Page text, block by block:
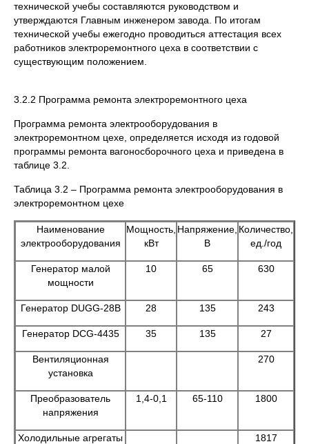
технической учебы составляются руководством и
утверждаются Главным инженером завода. По итогам
технической учебы ежегодно проводиться аттестация всех
работников электроремонтного цеха в соответствии с
существующим положением.
3.2.2 Программа ремонта электроремонтного цеха
Программа ремонта электрооборудования в
электроремонтном цехе, определяется исходя из годовой
программы ремонта вагоносборочного цеха и приведена в
таблице 3.2.
Таблица 3.2 – Программа ремонта электрооборудования в
электроремонтном цехе
Наименование
электрооборудования
Мощность,
кВт
Напряжение,
В
Количество,
ед./год
Генератор малой
мощности
10 65 630
Генератор DUGG-28В 28 135 243
Генератор DCG-4435 35 135 27
Вентиляционная
установка
270
Преобразователь
напряжения
1,4-0,1 65-110 1800
Холодильные агрегаты
1817